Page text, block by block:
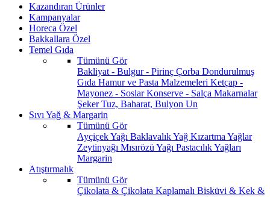
Kazandıran Ürünler
Kampanyalar
Horeca Özel
Bakkallara Özel
Temel Gıda
Tümünü Gör
Bakliyat - Bulgur - Pirinç Çorba Dondurulmuş
Gıda Hamur ve Pasta Malzemeleri Ketçap -
Mayonez - SoslarKonserve - Salça Makarnalar
ŞekerTuz, Baharat, Bulyon Un
Sıvı Yağ & Margarin
Tümünü Gör
Ayçiçek Yağı Baklavalık Yağ Kızartma Yağlar
Zeytinyağı Mısırözü Yağı Pastacılık Yağları
Margarin
Atıştırmalık
Tümünü Gör
Çikolata & Çikolata Kaplamalı Bisküvi & Kek &